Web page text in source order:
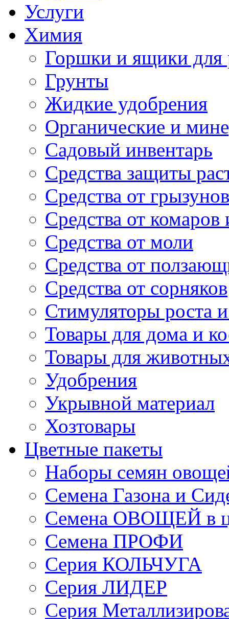
Услуги
Химия
Горшки и ящики для
Грунты
Жидкие удобрения
Органические и
Садовый инвентарь
Средства защиты
Средства от грызунов
Средства от
Средства от моли
Средства от
Средства от сорняков
Стимуляторы роста и
Товары для дома и
Товары для
Удобрения
Укрывной материал
Хозтовары
Цветные пакеты
Наборы семян
Семена Газона и
Семена ОВОЩЕЙ в
Семена ПРОФИ
Серия КОЛЬЧУГА
Серия ЛИДЕР
Серия